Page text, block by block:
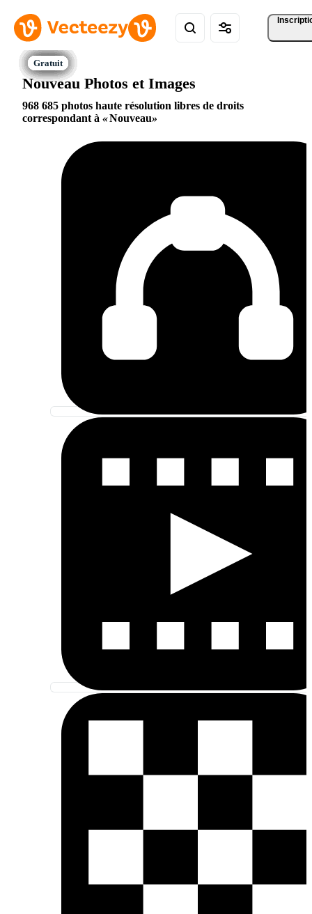
Nouveau Photos et Images
968 685 photos haute résolution libres de droits
correspondant à
Nouveau